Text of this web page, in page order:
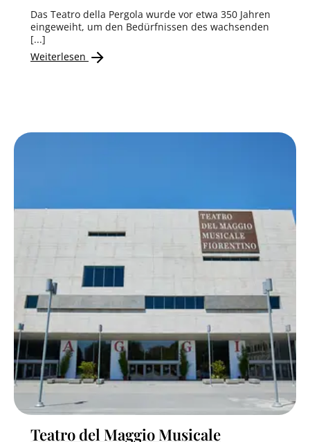
Das Teatro della Pergola wurde vor etwa 350 Jahren
eingeweiht, um den Bedürfnissen des wachsenden
[...]
Weiterlesen
Teatro del Maggio Musicale